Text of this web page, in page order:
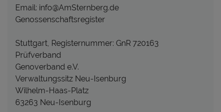
Email: info@AmSternberg.de
Genossenschaftsregister
Stuttgart, Registernummer: GnR 720163
Prüfverband
Genoverband e.V.
Verwaltungssitz Neu-Isenburg
Wilhelm-Haas-Platz
63263 Neu-Isenburg